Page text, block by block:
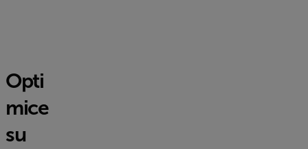
Opti
mice
su